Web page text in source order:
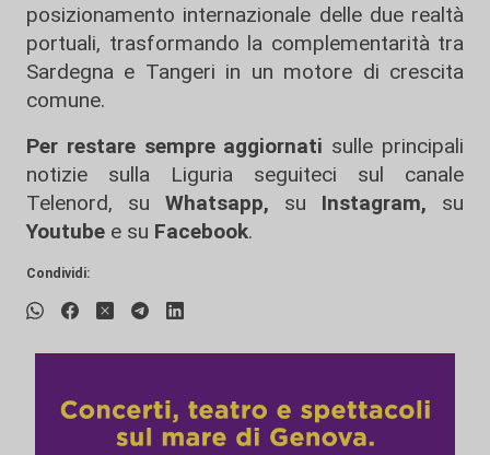
posizionamento internazionale delle due realtà
portuali, trasformando la complementarità tra
Sardegna e Tangeri in un motore di crescita
comune.
Per restare sempre aggiornati sulle principali
notizie sulla Liguria seguiteci sul canale
Telenord, su
Whatsapp, su Instagram, su
Youtube e su Facebook.
Condividi: